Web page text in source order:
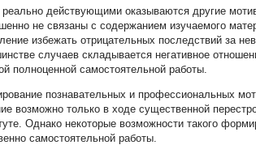
реально действующими оказываются другие
не связаны с содержанием изучаемого
избежать отрицательных последствий за
случаев складывается негативное
полноценной самостоятельной работы.
познавательных и профессиональных
возможно только в ходе существенной
Однако некоторые возможности такого
самостоятельной работы.